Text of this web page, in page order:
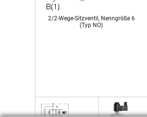
2/2-Wege-Sitzventil, Nenngröße 6
(Typ NO)